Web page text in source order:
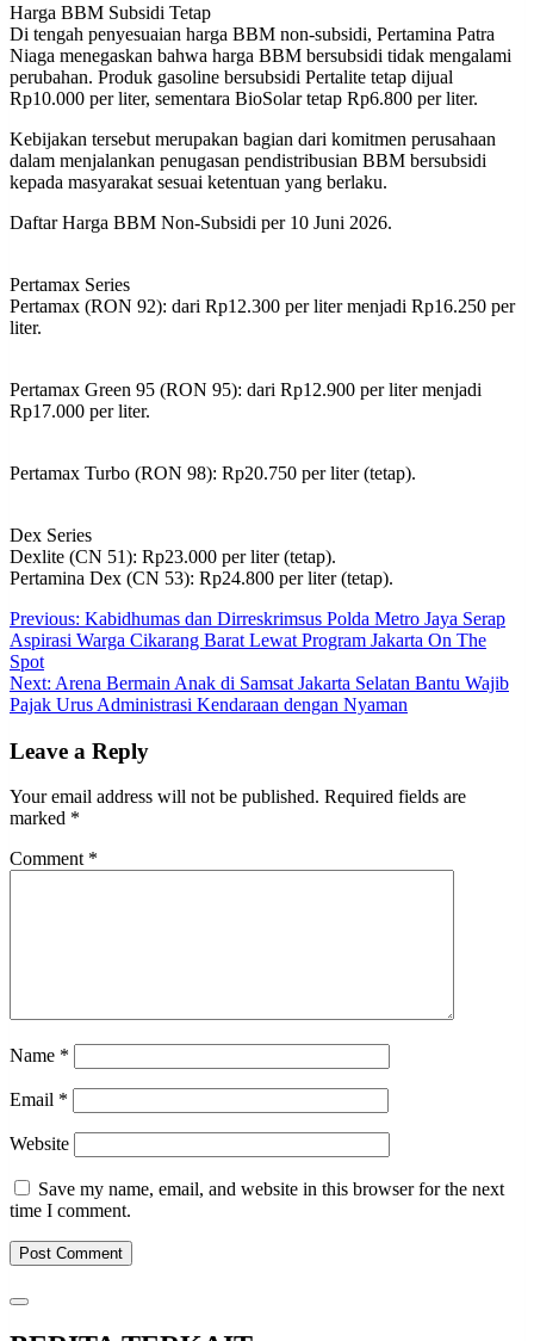
Harga BBM Subsidi Tetap
Di tengah penyesuaian harga BBM non-subsidi, Pertamina Patra
Niaga menegaskan bahwa harga BBM bersubsidi tidak mengalami
perubahan. Produk gasoline bersubsidi Pertalite tetap dijual
Rp10.000 per liter, sementara BioSolar tetap Rp6.800 per liter.
Kebijakan tersebut merupakan bagian dari komitmen perusahaan
dalam menjalankan penugasan pendistribusian BBM bersubsidi
kepada masyarakat sesuai ketentuan yang berlaku.
Daftar Harga BBM Non-Subsidi per 10 Juni 2026.
Pertamax Series
Pertamax (RON 92): dari Rp12.300 per liter menjadi Rp16.250 per
liter.
Pertamax Green 95 (RON 95): dari Rp12.900 per liter menjadi
Rp17.000 per liter.
Pertamax Turbo (RON 98): Rp20.750 per liter (tetap).
Dex Series
Dexlite (CN 51): Rp23.000 per liter (tetap).
Pertamina Dex (CN 53): Rp24.800 per liter (tetap).
Post
navigation
Previous: Kabidhumas dan Dirreskrimsus Polda Metro Jaya Serap
Aspirasi Warga Cikarang Barat Lewat Program Jakarta On The
Spot
Next: Arena Bermain Anak di Samsat Jakarta Selatan Bantu Wajib
Pajak Urus Administrasi Kendaraan dengan Nyaman
Leave a Reply
Your email address will not be published. Required fields are
marked *
Comment *
Name *
Email *
Website
Save my name, email, and website in this browser for the next
time I comment.